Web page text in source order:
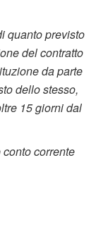
quanto previsto
del contratto
da parte
dello stesso,
15 giorni dal
corrente